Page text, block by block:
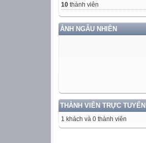
10 thành viên
ẢNH NGẪU NHIÊN
THÀNH VIÊN TRỰC TUYẾN
1 khách và 0 thành viên